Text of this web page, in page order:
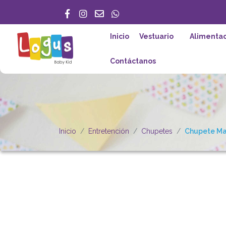
Inicio Vestuario
Contáctanos
Inicio Entretención Chupetes Chupete